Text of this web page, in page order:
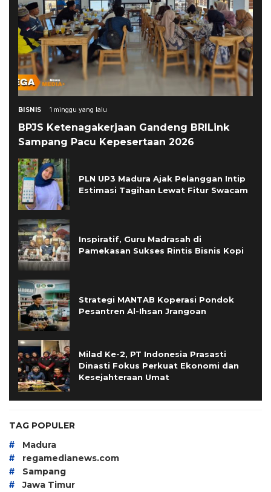
BISNIS 1 minggu yang lalu
BPJS Ketenagakerjaan Gandeng BRILink
Sampang Pacu Kepesertaan 2026
PLN UP3 Madura Ajak Pelanggan Intip
Estimasi Tagihan Lewat Fitur Swacam
Inspiratif, Guru Madrasah di
Pamekasan Sukses Rintis Bisnis Kopi
Strategi MANTAB Koperasi Pondok
Pesantren Al-Ihsan Jrangoan
Milad Ke-2, PT Indonesia Prasasti
Dinasti Fokus Perkuat Ekonomi dan
Kesejahteraan Umat
TAG POPULER
# Madura
# regamedianews.com
# Sampang
# Jawa Timur